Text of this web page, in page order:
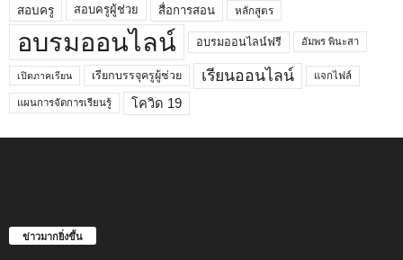
สอบครู สอบครูผู้ช่วย สื่อการสอน หลักสูตร
อบรมออนไลน์ อบรมออนไลน์ฟรี อัมพร พินะสา
เปิดภาคเรียน เรียกบรรจุครูผู้ช่วย เรียนออนไลน์ แจกไฟล์
แผนการจัดการเรียนรู้ โควิด 19
ข่าวมากยิ่งขึ้น